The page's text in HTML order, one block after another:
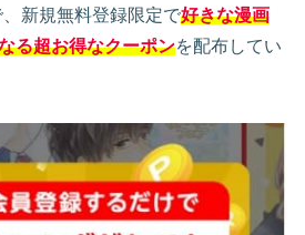
新規無料登録限定で好きな漫画
る超お得なクーポンを配布してい